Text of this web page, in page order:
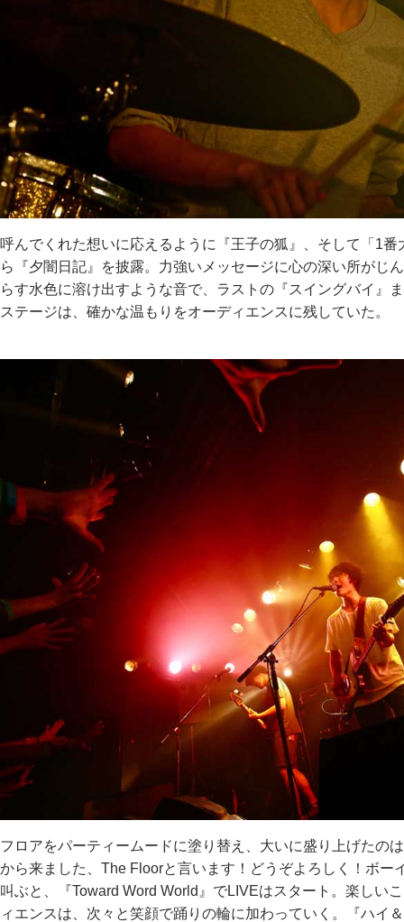
呼んでくれた想いに応えるように『王子の狐』、そして「1
ら『夕闇日記』を披露。力強いメッセージに心の深い所がじ
らす水色に溶け出すような音で、ラストの『スイングバイ』
ステージは、確かな温もりをオーディエンスに残していた。
フロアをパーティームードに塗り替え、大いに盛り上げたの
から来ました、The Floorと言います！どうぞよろしく！ボー
叫ぶと、『Toward Word World』でLIVEはスタート。楽しい
ィエンスは、次々と笑顔で踊りの輪に加わっていく。『ハイ